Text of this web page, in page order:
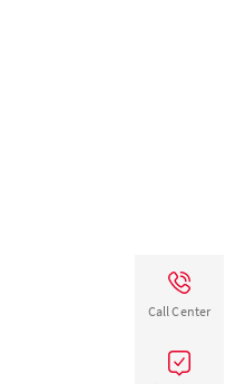
Call Center